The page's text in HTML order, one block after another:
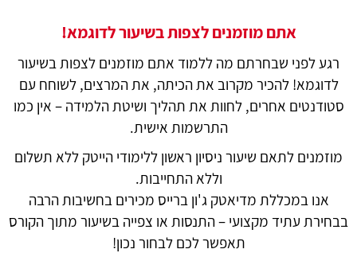
אתם מוזמנים לצפות בשיעור לדוגמא!
רגע לפני שבחרתם מה ללמוד אתם מוזמנים לצפות בשיעור
לדוגמא! להכיר מקרוב את הכיתה, את המרצים, לשוחח עם
סטודנטים אחרים, לחוות את תהליך ושיטת הלמידה – אין כמו
התרשמות אישית.
מוזמנים לתאם שיעור ניסיון ראשון ללימודי הייטק ללא תשלום
וללא התחייבות.
אנו במכללת מדיאטק ג'ון ברייס מכירים בחשיבות הרבה
בבחירת עתיד מקצועי – התנסות או צפייה בשיעור מתוך הקורס
תאפשר לכם לבחור נכון!